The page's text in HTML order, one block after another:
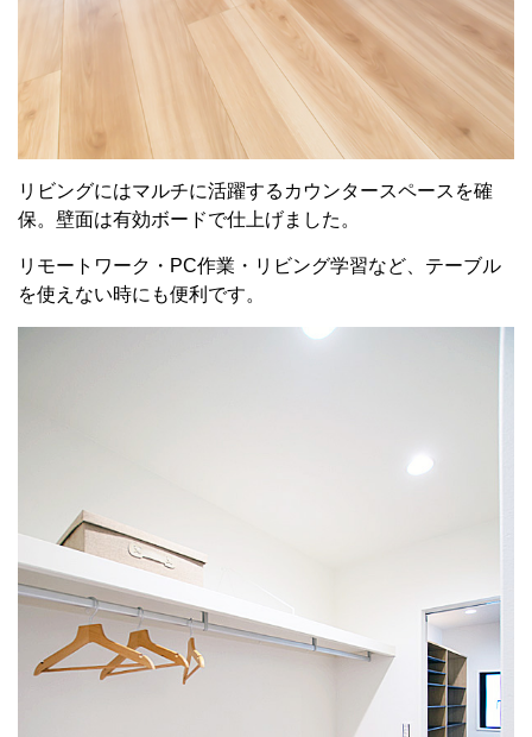
リビングにはマルチに活躍するカウンタースペースを確
保。壁面は有効ボードで仕上げました。
リモートワーク・PC作業・リビング学習など、テーブル
を使えない時にも便利です。